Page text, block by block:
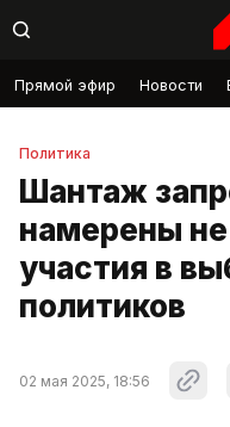
Прямой эфир Новости
Политика
Шантаж
намерены
участия в
политиков
02 мая 2025, 18:56